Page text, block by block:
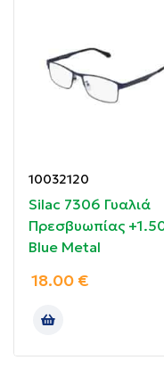
Οδηγίες
Τοποθετήστε τα
Σκελετός από
10032120
Silac 7306 Γυαλιά
Πρεσβυωπίας
Blue Metal
18.00 €